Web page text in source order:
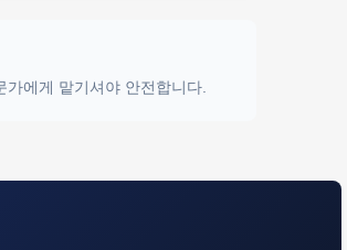
에게 맡기셔야 안전합니다.